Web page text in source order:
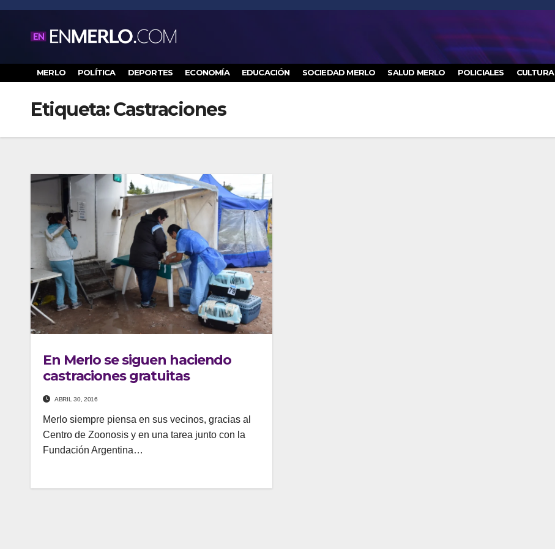
Saltar
contenido
MERLO POLÍTICA DEPORTES ECONOMÍA EDUCACIÓN SOCIEDAD MERLO SALUD MERLO POLICIALES CULTURA
Etiqueta:Castraciones
En Merlo se siguen haciendo
castraciones gratuitas
ABRIL 30, 2016
Merlo siempre piensa en sus vecinos, gracias al
Centro de Zoonosis y en una tarea junto con la
Fundación Argentina…